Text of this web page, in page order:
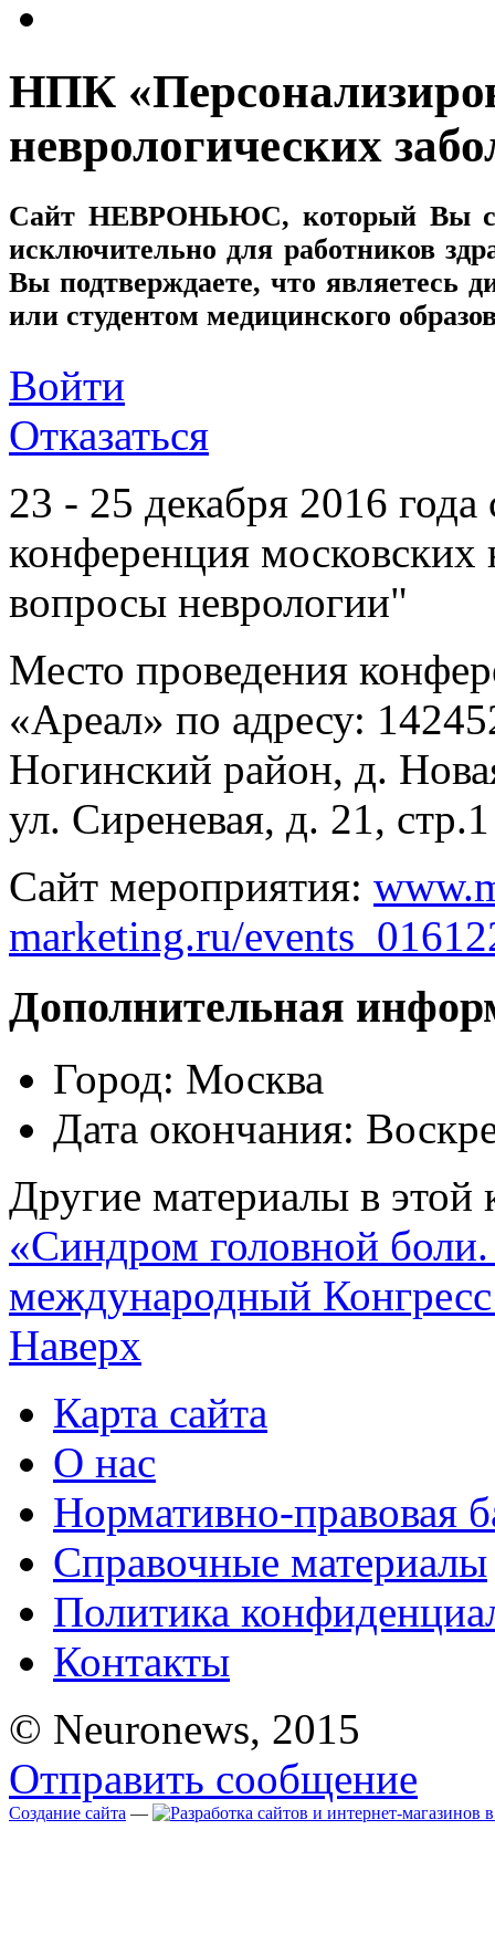
НПК
неврологических
Сайт НЕВРОНЬЮС, который Вы
исключительно для работников
Вы подтверждаете, что являетесь
или студентом медицинского
Войти
Отказаться
23 - 25 декабря 2016 года
конференция московских
вопросы неврологии"
Место проведения
«Ареал» по адресу:
Ногинский район, д.
ул. Сиреневая, д. 21, стр.1
Сайт мероприятия:
marketing.ru/
Дополнительная
Город: Москва
Дата окончания:
Другие материалы в этой
«Синдром головной
международный
Наверх
Карта сайта
О нас
Нормативно-правовая
Справочные материалы
Политика
Контакты
© Neuronews, 2015
Отправить сообщение
Создание сайта —